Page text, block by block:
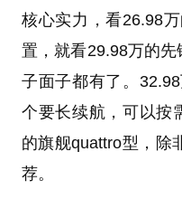
核心实力，看26.98
置，就看29.98万的
子面子都有了。
个要长续航，可以按
的旗舰quattro型，除
荐。